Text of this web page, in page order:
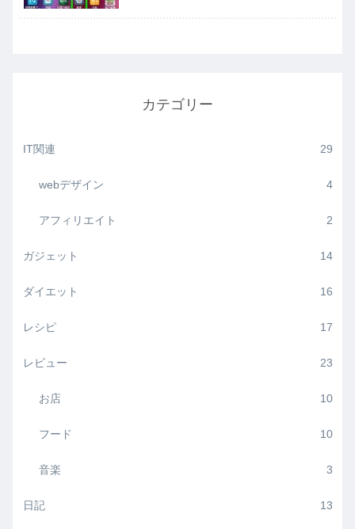
カテゴリー
IT関連 29
webデザイン 4
アフィリエイト 2
ガジェット 14
ダイエット 16
レシピ 17
レビュー 23
お店 10
フード 10
音楽 3
日記 13